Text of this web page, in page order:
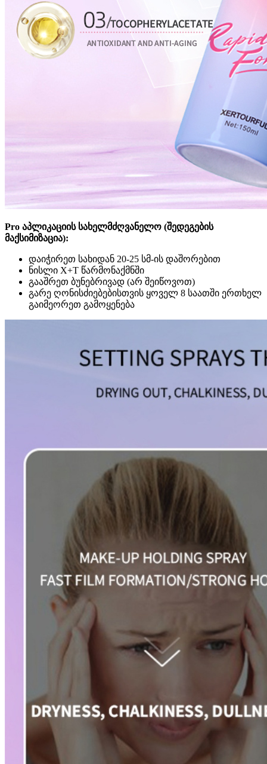
Pro აპლიკაციის სახელმძღვანელო (შედეგების
მაქსიმიზაცია):
დაიჭირეთ სახიდან 20-25 სმ-ის დაშორებით
ნისლი X+T წარმონაქმნში
გააშრეთ ბუნებრივად (არ შეიწოვოთ)
გარე ღონისძიებებისთვის ყოველ 8 საათში ერთხელ
გაიმეორეთ გამოყენება